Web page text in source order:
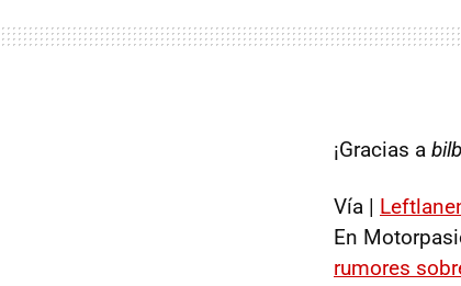
¡Gracias a
Vía |
En
rumores